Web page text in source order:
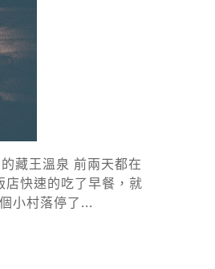
藏王溫泉 前兩天都在
快速的吃了早餐，就
小村落停了...